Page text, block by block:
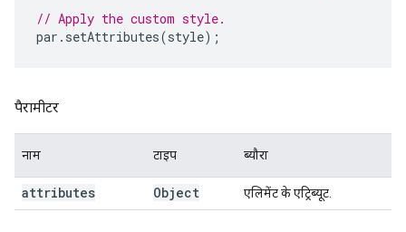
// Apply the custom style.
par . setAttributes(style);
पैरामीटर
नाम टाइप ब्यौरा
attributes Object एलिमेंट के एट्रिब्यूट.